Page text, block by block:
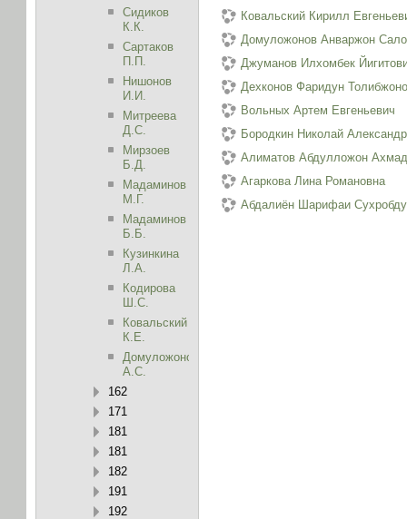
Ковальский Кирилл
Домуложонов Анваржон
Джуманов Илхомбек
Дехконов Фаридун
Вольных Артем Евгеньевич
Бородкин Николай
Алиматов Абдулложон
Агаркова Лина Романовна
Абдалиён Шарифаи
Сидиков
К.К.
Сартаков
П.П.
Нишонов
И.И.
Митреева
Д.С.
Мирзоев
Б.Д.
Мадаминов
М.Г.
Мадаминов
Б.Б.
Кузинкина
Л.А.
Кодирова
Ш.С.
Ковальский
К.Е.
Домуложонов
А.С.
162
171
181
181
182
191
192